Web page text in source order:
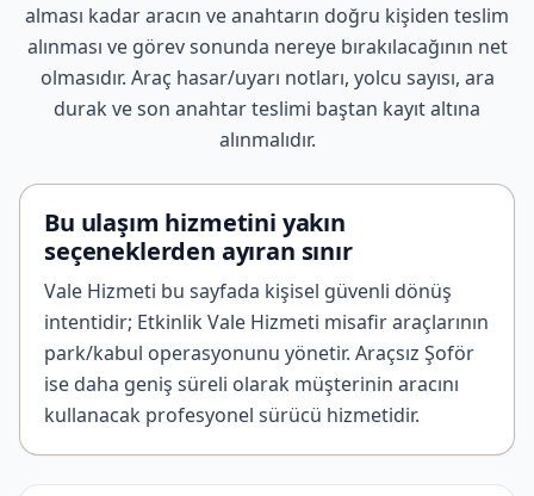
alması kadar aracın ve anahtarın doğru kişiden teslim
alınması ve görev sonunda nereye bırakılacağının net
olmasıdır. Araç hasar/uyarı notları, yolcu sayısı, ara
durak ve son anahtar teslimi baştan kayıt altına
alınmalıdır.
Bu ulaşım hizmetini yakın
seçeneklerden ayıran sınır
Vale Hizmeti bu sayfada kişisel güvenli dönüş
intentidir; Etkinlik Vale Hizmeti misafir araçlarının
park/kabul operasyonunu yönetir. Araçsız Şoför
ise daha geniş süreli olarak müşterinin aracını
kullanacak profesyonel sürücü hizmetidir.